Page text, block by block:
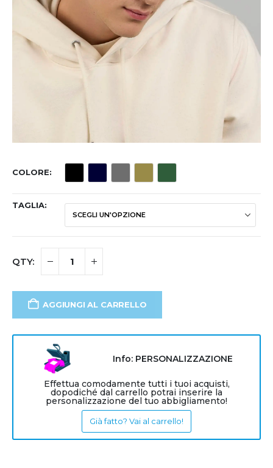
COLORE
TAGLIA
AGGIUNGI AL CARRELLO
Info: PERSONALIZZAZIONE
Effettua comodamente tutti i tuoi acquisti,
dopodiché dal carrello potrai inserire la
personalizzazione del tuo abbigliamento!
Già fatto? Vai al carrello!